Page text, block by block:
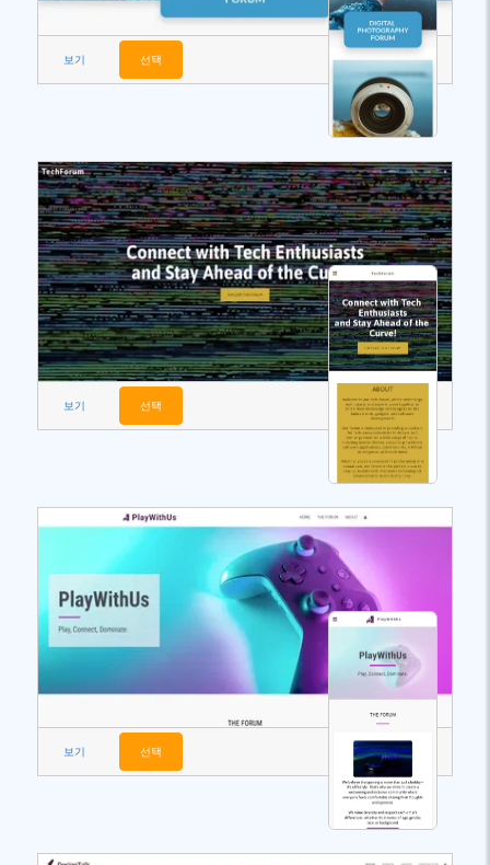
보기 선택
보기 선택
보기 선택